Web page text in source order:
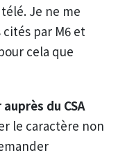
Je ne me
par M6 et
cela que
du CSA
le caractère non